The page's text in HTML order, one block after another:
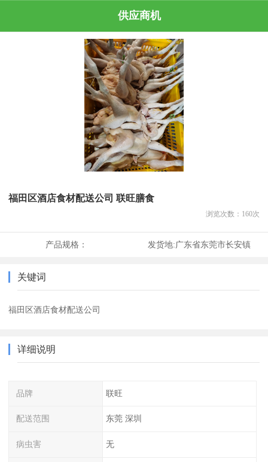
供应商机
福田区酒店食材配送公司 联旺膳食
浏览次数： 160次
产品规格： 发货地:广东省东莞市长安镇
关键词
福田区酒店食材配送公司
详细说明
品牌 联旺
配送范围 东莞 深圳
病虫害 无